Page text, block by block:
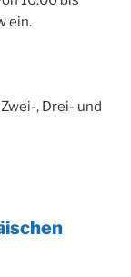
ein.
, Drei- und